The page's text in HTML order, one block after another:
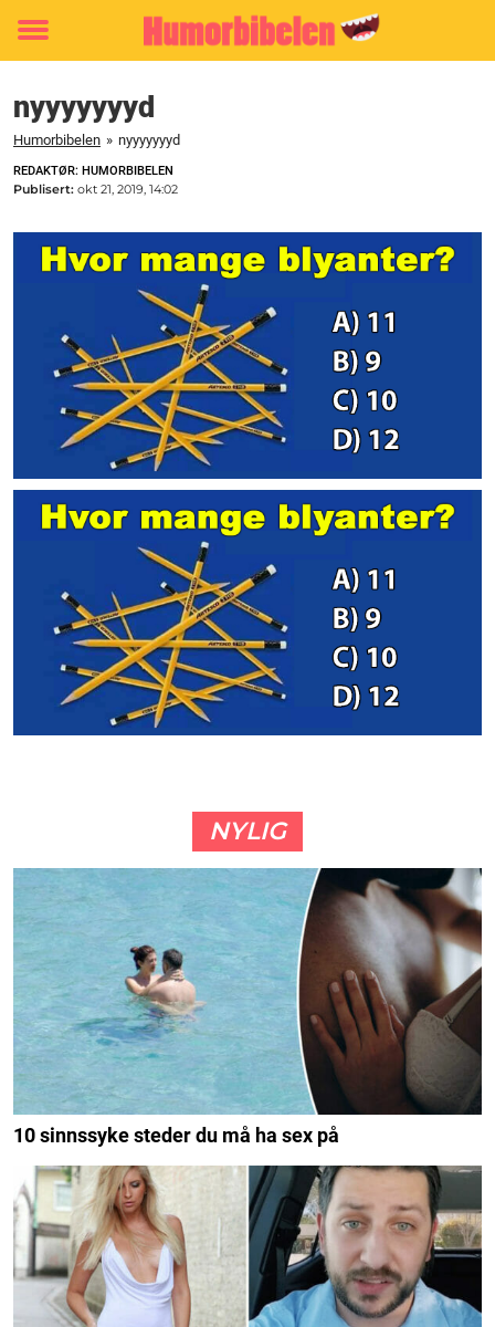
Toggle
nyyyyyyyd
Humorbibelen » nyyyyyyyd
REDAKTØR: HUMORBIBELEN
Publisert: okt 21, 2019, 14:02
NYLIG
10 sinnssyke steder du må ha sex på